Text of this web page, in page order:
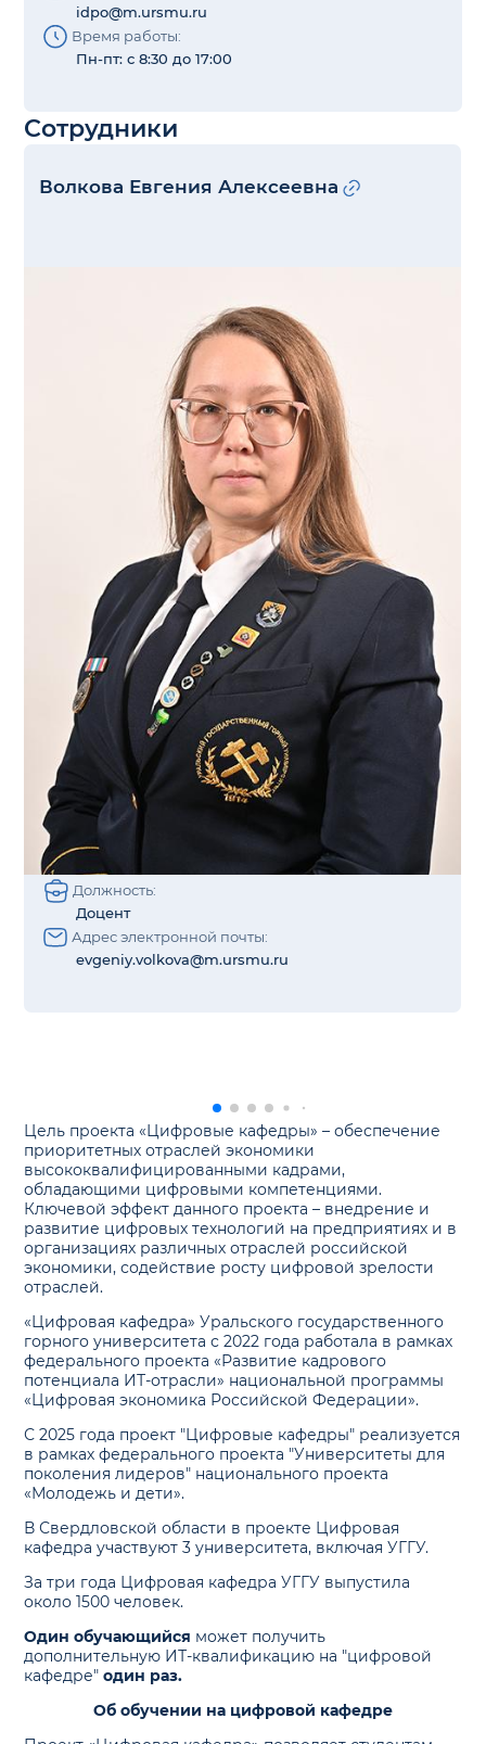
idpo@m.ursmu.ru
Время работы:
Пн-пт: с 8:30 до 17:00
Сотрудники
Волкова Евгения Алексеевна
Должность:
Доцент
Адрес электронной почты:
evgeniy.volkova@m.ursmu.ru
Цель проекта «Цифровые кафедры» – обеспечение
приоритетных отраслей экономики
высококвалифицированными кадрами,
обладающими цифровыми компетенциями.
Ключевой эффект данного проекта – внедрение и
развитие цифровых технологий на предприятиях и в
организациях различных отраслей российской
экономики, содействие росту цифровой зрелости
отраслей.
«Цифровая кафедра» Уральского государственного
горного университета с 2022 года работала в рамках
федерального проекта «Развитие кадрового
потенциала ИТ-отрасли» национальной программы
«Цифровая экономика Российской Федерации».
С 2025 года проект "Цифровые кафедры" реализуется
в рамках федерального проекта "Университеты для
поколения лидеров" национального проекта
«Молодежь и дети».
В Свердловской области в проекте Цифровая
кафедра участвуют 3 университета, включая УГГУ.
За три года Цифровая кафедра УГГУ выпустила
около 1500 человек.
Один обучающийся может получить
дополнительную ИТ-квалификацию на "цифровой
кафедре"один раз.
Об обучении на цифровой кафедре